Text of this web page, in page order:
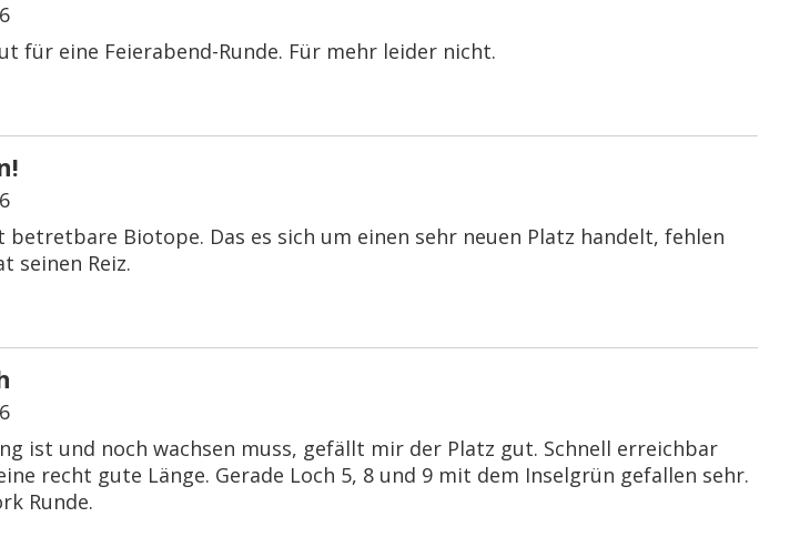
für eine Feierabend-Runde. Für mehr leider nicht.
betretbare Biotope. Das es sich um einen sehr neuen Platz handelt, fehlen
seinen Reiz.
ist und noch wachsen muss, gefällt mir der Platz gut. Schnell erreichbar
recht gute Länge. Gerade Loch 5, 8 und 9 mit dem Inselgrün gefallen sehr.
Runde.